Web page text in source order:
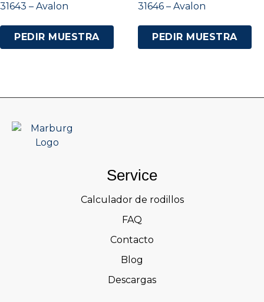
31643 – Avalon
PEDIR MUESTRA
31646 – Avalon
PEDIR MUESTRA
Service
Calculador de rodillos
FAQ
Contacto
Blog
Descargas